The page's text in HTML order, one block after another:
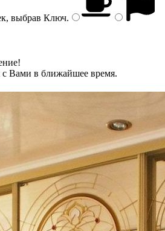
выбрав Ключ.
Вами в ближайшее время.